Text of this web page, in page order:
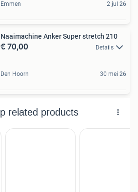
Emmen 2 jul 26
Naaimachine Anker Super stretch 210
€ 70,00 Details
Den Hoorn 30 mei 26